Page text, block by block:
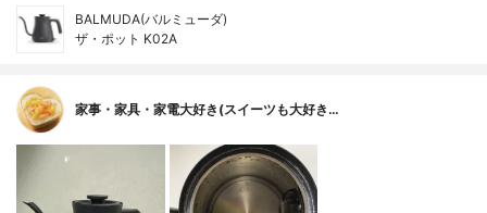
BALMUDA(バルミューダ)
ザ・ポット K02A
家事・家具・家電大好き(スイーツも大好き…